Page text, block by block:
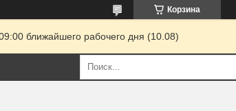
Корзина
ближайшего рабочего дня (10.08)